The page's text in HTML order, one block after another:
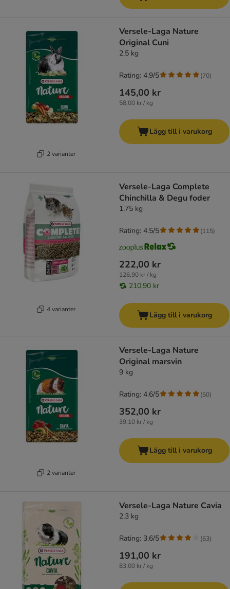
2 varianter
Versele-Laga Nature
Original Cuni
2,5 kg
145,00 kr
58,00 kr / kg
Rating: 4.9/5 (70)
Lägg till i varukorg
4 varianter
Versele-Laga Complete
Chinchilla & Degu foder
1,75 kg
222,00 kr
126,90 kr / kg
210,90 kr
Rating: 4.5/5 (115)
Lägg till i varukorg
2 varianter
Versele-Laga Nature
Original marsvin
9 kg
352,00 kr
39,10 kr / kg
Rating: 4.6/5 (50)
Lägg till i varukorg
Versele-Laga Nature Cavia
2,3 kg
191,00 kr
83,00 kr / kg
Rating: 3.6/5 (63)